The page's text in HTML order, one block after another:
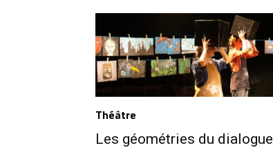
Théâtre
Les géométries du dialogue